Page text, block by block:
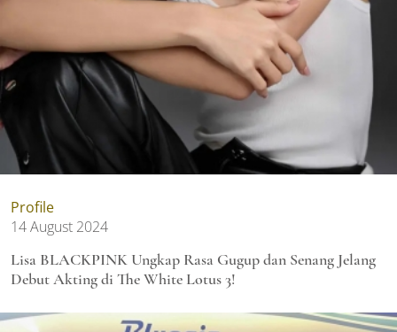
Profile
14 August 2024
Lisa BLACKPINK Ungkap Rasa Gugup dan Senang Jelang
Debut Akting di The White Lotus 3!